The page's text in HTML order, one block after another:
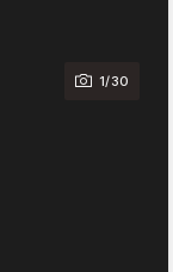
1/30